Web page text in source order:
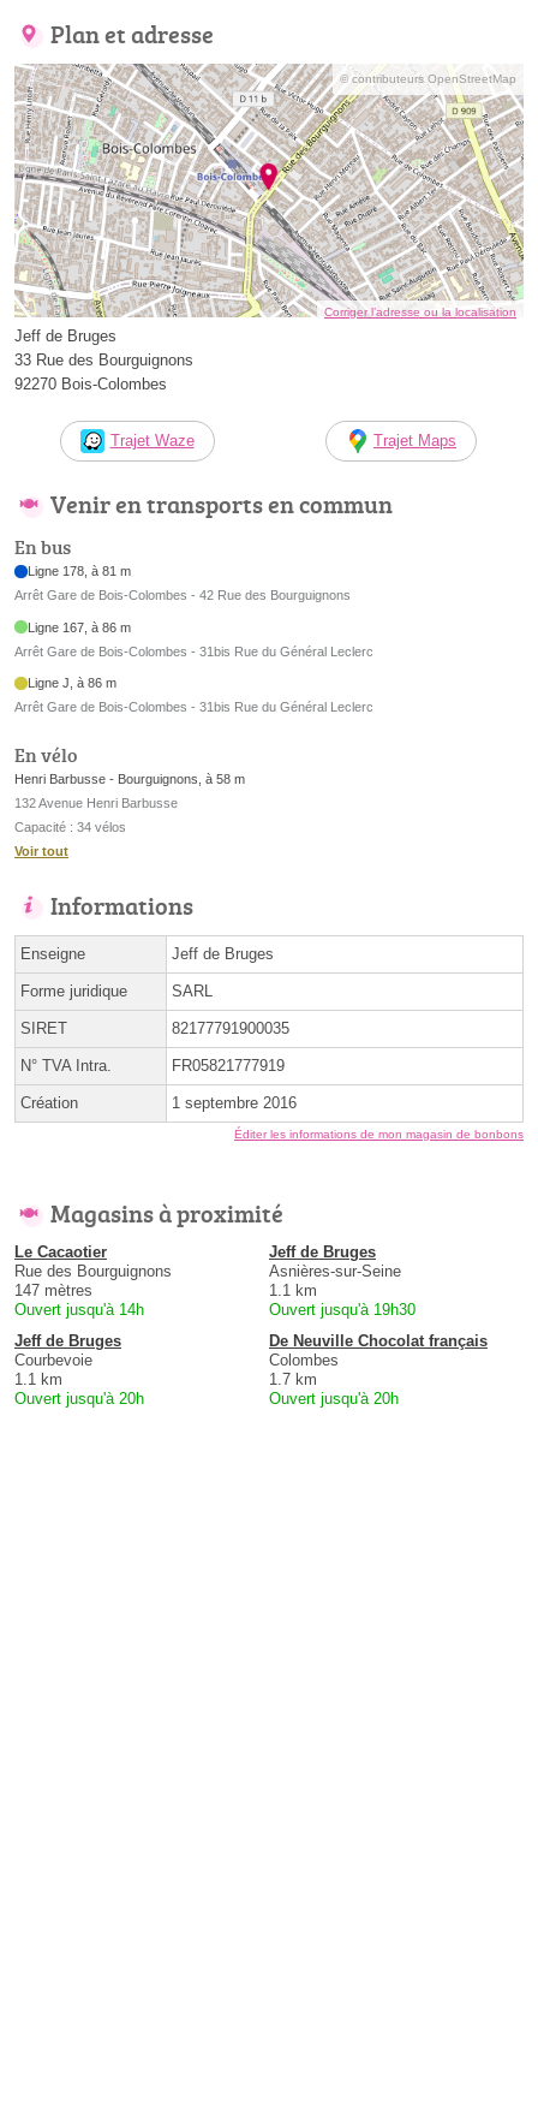
Plan et adresse
© contributeurs OpenStreetMap
Corriger l’adresse ou la localisation
Jeff de Bruges
33 Rue des Bourguignons
92270 Bois-Colombes
Trajet Waze Trajet Maps
Venir en transports en commun
En bus
Ligne 178, à 81 m
Arrêt Gare de Bois-Colombes - 42 Rue des Bourguignons
Ligne 167, à 86 m
Arrêt Gare de Bois-Colombes - 31bis Rue du Général Leclerc
Ligne J, à 86 m
Arrêt Gare de Bois-Colombes - 31bis Rue du Général Leclerc
En vélo
Henri Barbusse - Bourguignons, à 58 m
132 Avenue Henri Barbusse
Capacité : 34 vélos
Voir tout
Informations
Enseigne Jeff de Bruges
Forme juridique SARL
SIRET 82177791900035
N° TVA Intra. FR05821777919
Création 1 septembre 2016
Éditer les informations de mon magasin de bonbons
Magasins à proximité
Le Cacaotier
Rue des Bourguignons
147 mètres
Ouvert jusqu'à 14h
Jeff de Bruges
Asnières-sur-Seine
1.1 km
Ouvert jusqu'à 19h30
Jeff de Bruges
Courbevoie
1.1 km
Ouvert jusqu'à 20h
De Neuville Chocolat français
Colombes
1.7 km
Ouvert jusqu'à 20h